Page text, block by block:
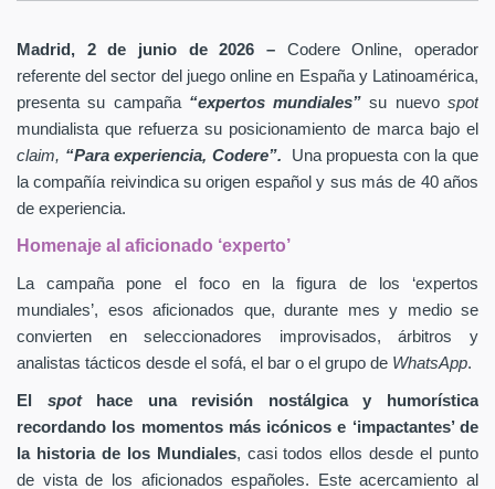
Madrid, 2 de junio de 2026 – Codere Online, operador
referente del sector del juego online en España y Latinoamérica,
presenta su campaña “expertos mundiales” su nuevospot
mundialista que refuerza su posicionamiento de marca bajo el
claim, “Para experiencia, Codere”.
Una propuesta con la que
la compañía reivindica su origen español y sus más de 40 años
de experiencia.
Homenaje al aficionado ‘experto’
La campaña pone el foco en la figura de los ‘expertos
mundiales’, esos aficionados que, durante mes y medio se
convierten en seleccionadores improvisados, árbitros y
analistas tácticos desde el sofá, el bar o el grupo de WhatsApp.
El spothace una revisión nostálgica y humorística
recordando los momentos más icónicos e ‘impactantes’ de
la historia de los Mundiales, casi todos ellos desde el punto
de vista de los aficionados españoles. Este acercamiento al